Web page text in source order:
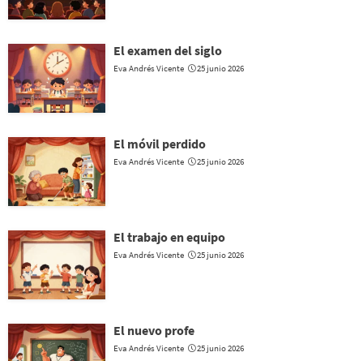
El examen del siglo
Eva Andrés Vicente 25 junio 2026
El móvil perdido
Eva Andrés Vicente 25 junio 2026
El trabajo en equipo
Eva Andrés Vicente 25 junio 2026
El nuevo profe
Eva Andrés Vicente 25 junio 2026